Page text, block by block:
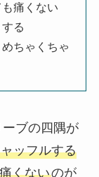
痛くない
る
ちゃくちゃ
ブの四隅が
ッフルする
くないのが